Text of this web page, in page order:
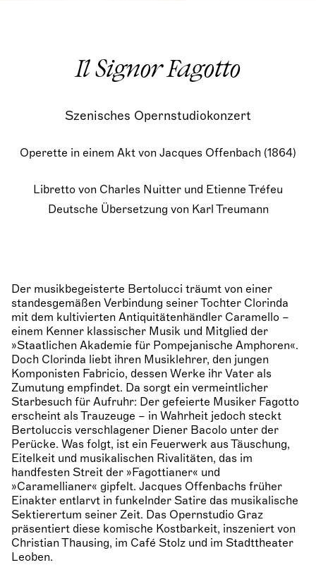
Il Signor Fagotto
Szenisches Opernstudiokonzert
Operette in einem Akt von Jacques Offenbach (1864)
Libretto von Charles Nuitter und Etienne Tréfeu
Deutsche Übersetzung von Karl Treumann
Der musikbegeisterte Bertolucci träumt von einer
standesgemäßen Verbindung seiner Tochter Clorinda
mit dem kultivierten Antiquitätenhändler Caramello –
einem Kenner klassischer Musik und Mitglied der
»Staatlichen Akademie für Pompejanische Amphoren«.
Doch Clorinda liebt ihren Musiklehrer, den jungen
Komponisten Fabricio, dessen Werke ihr Vater als
Zumutung empfindet. Da sorgt ein vermeintlicher
Starbesuch für Aufruhr: Der gefeierte Musiker Fagotto
erscheint als Trauzeuge – in Wahrheit jedoch steckt
Bertoluccis verschlagener Diener Bacolo unter der
Perücke. Was folgt, ist ein Feuerwerk aus Täuschung,
Eitelkeit und musikalischen Rivalitäten, das im
handfesten Streit der »Fagottianer« und
»Caramellianer« gipfelt. Jacques Offenbachs früher
Einakter entlarvt in funkelnder Satire das musikalische
Sektierertum seiner Zeit. Das Opernstudio Graz
präsentiert diese komische Kostbarkeit, inszeniert von
Christian Thausing, im Café Stolz und im Stadttheater
Leoben.